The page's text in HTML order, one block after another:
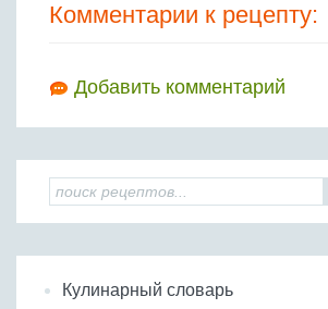
Комментарии к рецепту:
Добавить комментарий
Кулинарный словарь